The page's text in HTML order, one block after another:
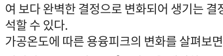
여 보다 완벽한 결정으로 변화되어 생기는
석할 수 있다.
가공온도에 따른 용융피크의 변화를 살펴보